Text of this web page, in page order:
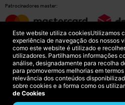
Patrocinadores master:
Patrocinadores principais:
Este website utiliza cookiesUtilizamos
experiência de navegação dos nossos
como este website é utilizado e
utilizadores. Partilhamos informações
análise, designadamente para recolha
para promovermos melhorias em
relevância dos conteúdos
sobre cookies e a forma como os
de Cookies